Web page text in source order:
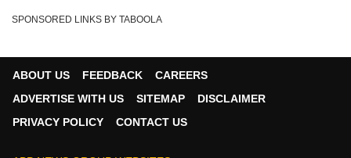
SPONSORED LINKS BY TABOOLA
ABOUT US FEEDBACK
CAREERS
ADVERTISE WITH US
SITEMAP
DISCLAIMER
PRIVACY POLICY
CONTACT US